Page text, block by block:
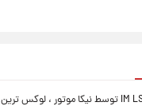
رونمایی خودرو IM LS۹ توسط نیکا موتور ، لوکس ترین